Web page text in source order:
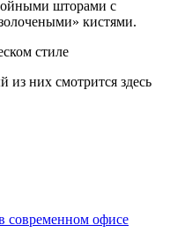
шторами с
кистями.
из них смотрится здесь
современном офисе